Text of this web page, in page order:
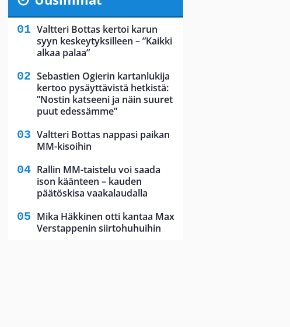
Valtteri Bottas kertoi karun
syyn keskeytyksilleen – ”Kaikki
alkaa palaa”
Sebastien Ogierin kartanlukija
kertoo pysäyttävistä hetkistä:
”Nostin katseeni ja näin suuret
puut edessämme”
Valtteri Bottas nappasi paikan
MM-kisoihin
Rallin MM-taistelu voi saada
ison käänteen – kauden
päätöskisa vaakalaudalla
Mika Häkkinen otti kantaa Max
Verstappenin siirtohuhuihin